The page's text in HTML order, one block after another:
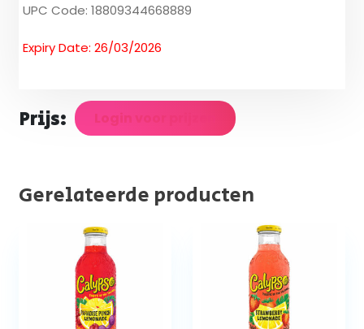
UPC Code: 18809344668889
Expiry Date: 26/03/2026
Prijs: Login voor prijzen
Gerelateerde producten